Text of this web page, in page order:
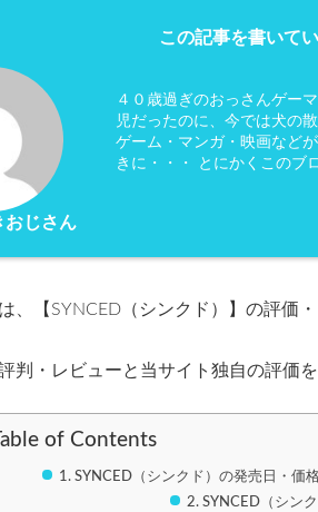
この記事を書いて
おじさん
４０歳過ぎのおっさんゲー
児だったのに、今では犬の
ゲーム・マンガ・映画など
きに・・・ とにかくこのブ
、【SYNCED（シンクド）】の評価
判・レビューと当サイト独自の評価を
Table of Contents
SYNCED（シンクド）の発売日・価
SYNCED（シン